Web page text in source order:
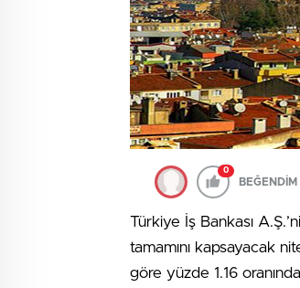
0
BEĞENDİM
Türkiye İş Bankası
tamamını kapsayacak
göre yüzde 1.16